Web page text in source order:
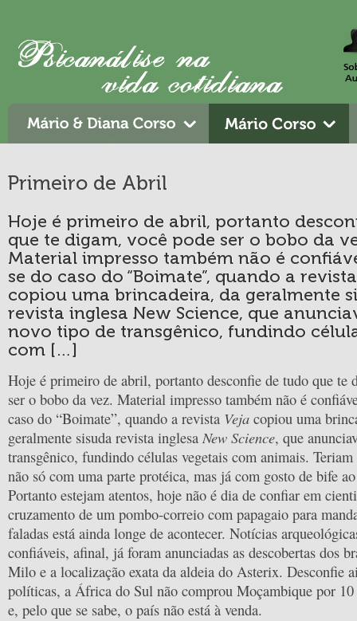
Primeiro de Abril
Hoje é primeiro de abril, portanto
que te digam, você pode ser o bobo da
Material impresso também não é
se do caso do “Boimate”, quando a
copiou uma brincadeira, da geralmente
revista inglesa New Science, que
novo tipo de transgênico, fundindo
com […]
Hoje é primeiro de abril, portanto desconfie de tudo que te
ser o bobo da vez. Material impresso também não é
caso do “Boimate”, quando a revista Veja copiou uma
geralmente sisuda revista inglesa New Science, que
transgênico, fundindo células vegetais com animais.
não só com uma parte protéica, mas já com gosto de bife
Portanto estejam atentos, hoje não é dia de confiar em
cruzamento de um pombo-correio com papagaio para
faladas está ainda longe de acontecer. Notícias
confiáveis, afinal, já foram anunciadas as descobertas dos
Milo e a localização exata da aldeia do Asterix. Desconfie
políticas, a África do Sul não comprou Moçambique por 10
e, pelo que se sabe, o país não está à venda.